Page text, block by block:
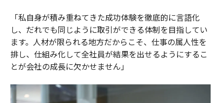
「私自身が積み重ねてきた成功体験を徹底的に言語化
し、だれでも同じように取引ができる体制を目指してい
ます。人材が限られる地方だからこそ、仕事の属人性を
排し、仕組み化して全社員が結果を出せるようにするこ
とが会社の成長に欠かせません」